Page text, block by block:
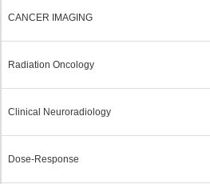
CANCER IMAGING
Radiation Oncology
Clinical Neuroradiology
Dose-Response